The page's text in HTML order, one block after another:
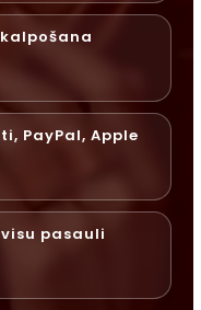
PayPal, Apple
pasauli